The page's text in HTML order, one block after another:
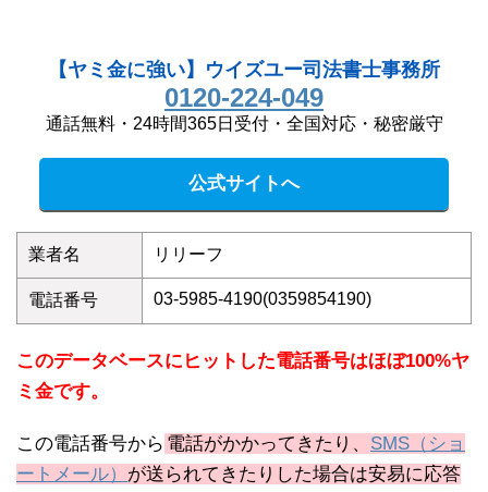
【ヤミ金に強い】ウイズユー司法書士事務所
0120-224-049
通話無料・24時間365日受付・全国対応・秘密厳守
公式サイトへ
業者名 リリーフ
電話番号 03-5985-4190(0359854190)
このデータベースにヒットした電話番号はほぼ100%ヤ
ミ金です。
この電話番号から 電話がかかってきたり、 SMS（ショ
ートメール） が送られてきたりした場合は安易に応答